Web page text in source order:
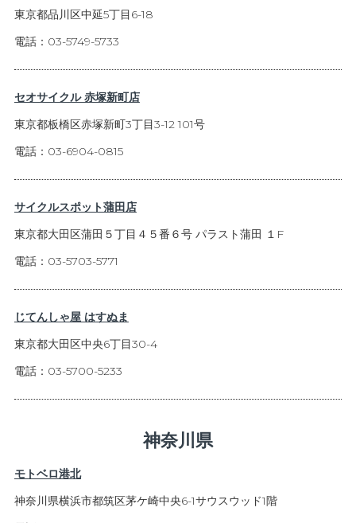
東京都品川区中延5丁目6-18
電話：03-5749-5733
セオサイクル 赤塚新町店
東京都板橋区赤塚新町3丁目3-12 101号
電話：03-6904-0815
サイクルスポット蒲田店
東京都大田区蒲田５丁目４５番６号 パラスト蒲田 １F
電話：03-5703-5771
じてんしゃ屋 はすぬま
東京都大田区中央6丁目30-4
電話：03-5700-5233
神奈川県
モトベロ港北
神奈川県横浜市都筑区茅ケ崎中央6-1サウスウッド1階